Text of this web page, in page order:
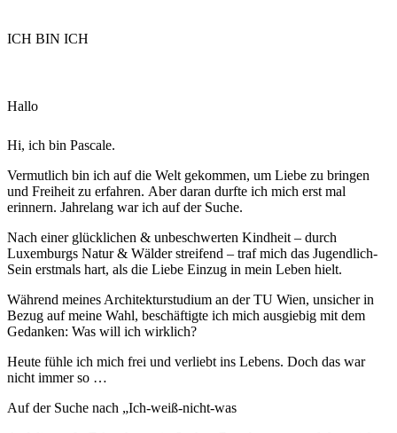
ICH BIN ICH
Hallo
Hi, ich bin Pascale.
Vermutlich bin ich auf die Welt gekommen, um Liebe zu bringen
und Freiheit zu erfahren. Aber daran durfte ich mich erst mal
erinnern. Jahrelang war ich auf der Suche.
Nach einer glücklichen & unbeschwerten Kindheit – durch
Luxemburgs Natur & Wälder streifend – traf mich das Jugendlich-
Sein erstmals hart, als die Liebe Einzug in mein Leben hielt.
Während meines Architekturstudium an der TU Wien, unsicher in
Bezug auf meine Wahl, beschäftigte ich mich ausgiebig mit dem
Gedanken: Was will ich wirklich?
Heute fühle ich mich frei und verliebt ins Lebens. Doch das war
nicht immer so …
Auf der Suche nach „Ich-weiß-nicht-was